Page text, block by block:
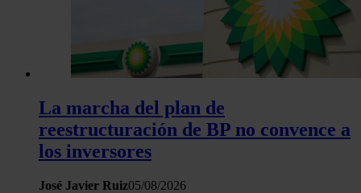
La marcha del plan de
reestructuración de BP no convence a
los inversores
José Javier Ruiz05/08/2026